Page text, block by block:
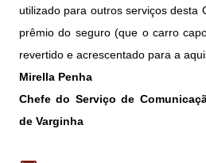
utilizado para outros serviços desta
prêmio do seguro (que o carro
revertido e acrescentado para a
Mirella Penha
Chefe do Serviço de
de Varginha